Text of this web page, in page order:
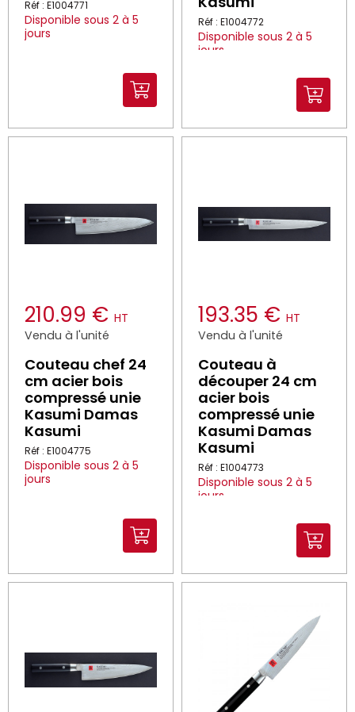
Réf : E1004771
Disponible sous 2 à 5
jours
Réf : E1004772
Disponible sous 2 à 5
jours
210.99 € HT
Vendu à l'unité
Couteau chef 24
cm acier bois
compressé unie
Kasumi Damas
Kasumi
Réf : E1004775
Disponible sous 2 à 5
jours
193.35 € HT
Vendu à l'unité
Couteau à
découper 24 cm
acier bois
compressé unie
Kasumi Damas
Kasumi
Réf : E1004773
Disponible sous 2 à 5
jours